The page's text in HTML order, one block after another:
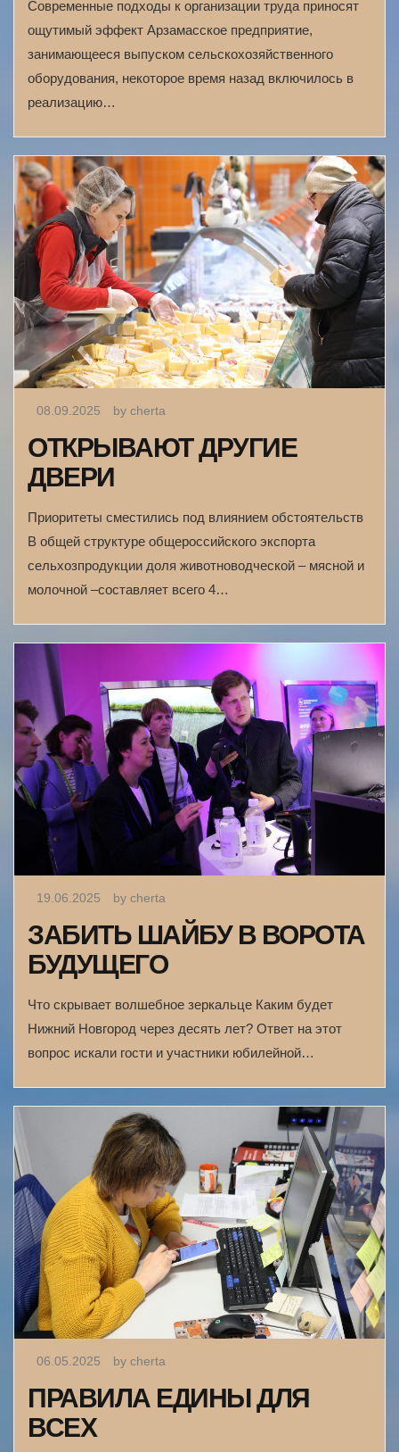
Современные подходы к организации труда приносят
ощутимый эффект Арзамасское предприятие,
занимающееся выпуском сельскохозяйственного
оборудования, некоторое время назад включилось в
реализацию…
08.09.2025 by cherta
ОТКРЫВАЮТ ДРУГИЕ
ДВЕРИ
Приоритеты сместились под влиянием обстоятельств
В общей структуре общероссийского экспорта
сельхозпродукции доля животноводческой – мясной и
молочной –составляет всего 4…
19.06.2025 by cherta
ЗАБИТЬ ШАЙБУ В ВОРОТА
БУДУЩЕГО
Что скрывает волшебное зеркальце Каким будет
Нижний Новгород через десять лет? Ответ на этот
вопрос искали гости и участники юбилейной…
06.05.2025 by cherta
ПРАВИЛА ЕДИНЫ ДЛЯ
ВСЕХ